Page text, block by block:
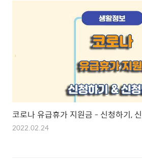
코로나 유급휴가 지원금 - 신청하기,
2022.02.24